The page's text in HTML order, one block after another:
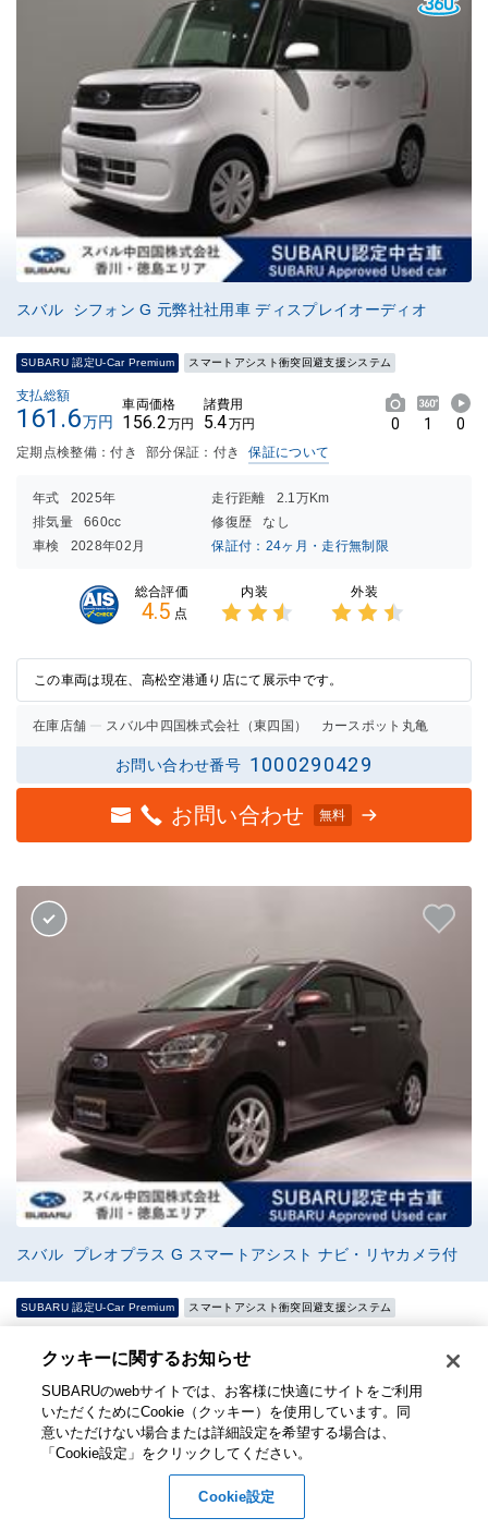
スバル シフォン G 元弊社社用車 ディスプレイオーディオ
SUBARU 認定U-Car Premium スマートアシスト衝突回避支援システム
支払総額
161.6万円
車両価格
156.2万円
諸費用
5.4万円 0 1 0
定期点検整備：付き 部分保証：付き 保証について
年式 2025年 走行距離
2.1万Km
排気量
660cc 修復歴
なし
車検
2028年02月 保証付：24ヶ月・走行無制限
総合評価
4.5 点
内装
2.5点
の評価
外装
2.5点
この車両は現在、高松空港通り店にて展示中です。
在庫店舗 スバル中四国株式会社（東四国） カースポット丸亀
お問い合わせ番号 1000290429
お問い合わせ 無料
スバル プレオプラス G スマートアシスト ナビ・リヤカメラ付
SUBARU 認定U-Car Premium スマートアシスト衝突回避支援システム
109.5万円
車両価格
104.5万円
諸費用
5万円 0
定期点検整備：付き 部分保証：付き 保証について
年式 2024年 走行距離
0.2万Km
保証付：24ヶ月・走行無制限
クッキーに関するお知らせ​
SUBARUのwebサイトでは、お客様に快適にサイトをご利用
いただくためにCookie（クッキー）を使用しています。​ 同
意いただけない場合または詳細設定を希望する場合は、
「Cookie設定」をクリックしてください。​
Cookie設定